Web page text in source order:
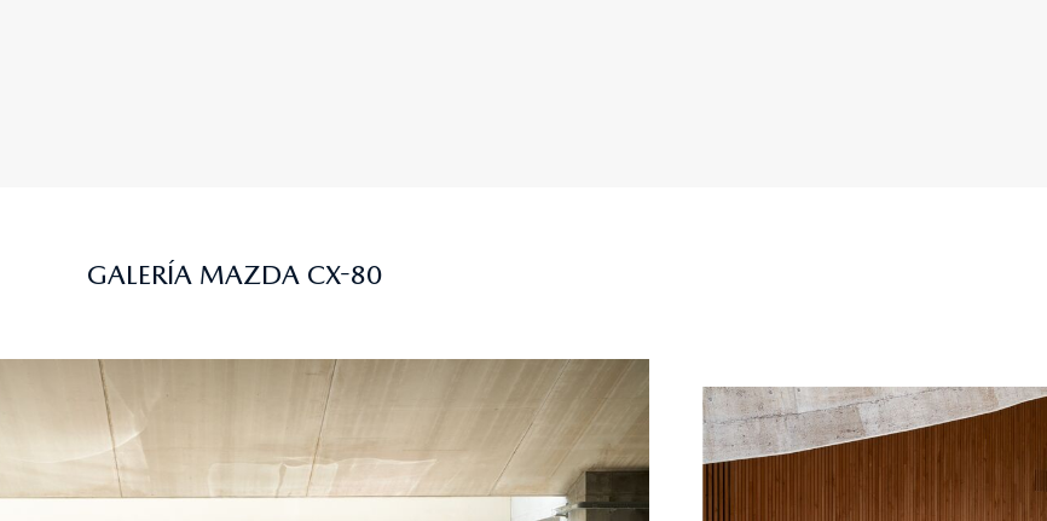
GALERÍA MAZDA CX-80